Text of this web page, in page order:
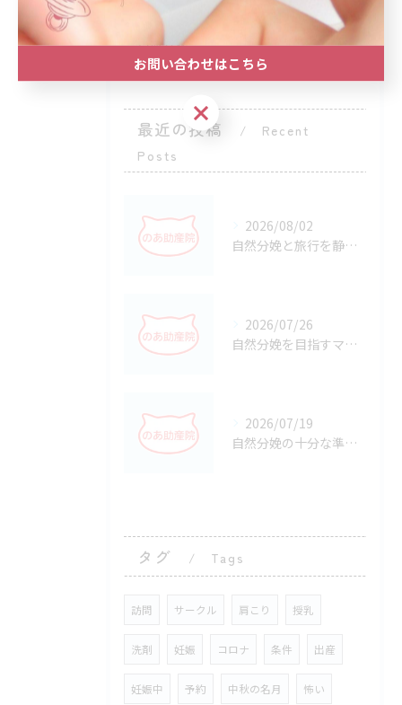
産後ケア
自然分娩
最近の投稿
Recent
Posts
2026/08/02
自然分娩と旅行を静岡県静岡市駿河区で安心してかなえるための準備と選択ポイント
2026/07/26
自然分娩を目指すマタニティヨガで安産につなげる始め方と安全な実践ポイント
2026/07/19
自然分娩の十分な準備で静岡県静岡市掛川市の出産とサポートを安心して迎える方法
タグ Tags
訪問 サークル 肩こり 授乳
洗剤 妊娠 コロナ 条件 出産
妊娠中 予約 中秋の名月 怖い
お問い合わせはこちら
お問い合わせはこちら